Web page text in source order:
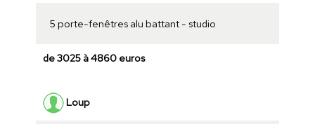
5 porte-fenêtres alu battant - studio
de 3025 à 4860 euros
Loup